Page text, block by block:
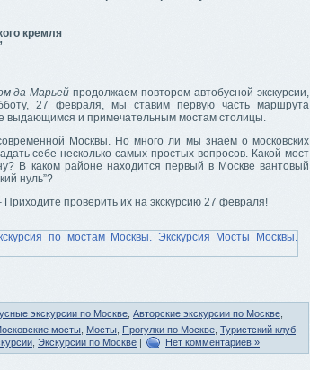
кремля
да Марьей продолжаем повтором автобусной экскурсии,
27 февраля, мы ставим первую часть маршрута
выдающимся и примечательным мостам столицы.
Москвы. Но много ли мы знаем о московских
себе несколько самых простых вопросов. Какой мост
В каком районе находится первый в Москве вантовый
нуль”?
проверить их на экскурсию 27 февраля!
экскурсии по Москве Авторские экскурсии по Москве
мосты Мосты Прогулки по Москве Туристский клуб
Экскурсии по Москве | Нет комментариев »